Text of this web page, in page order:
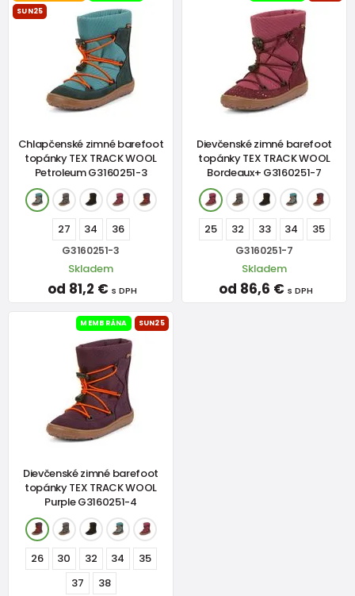
SUN25
Chlapčenské zimné barefoot
topánky TEX TRACK WOOL
Petroleum G3160251-3
27 34 36
G3160251-3
Skladem
od 81,2 € s DPH
Dievčenské zimné barefoot
topánky TEX TRACK WOOL
Bordeaux+ G3160251-7
25 32 33 34 35
G3160251-7
Skladem
od 86,6 € s DPH
MEMBRÁNA SUN25
Dievčenské zimné barefoot
topánky TEX TRACK WOOL
Purple G3160251-4
26 30 32 34
35
37
38